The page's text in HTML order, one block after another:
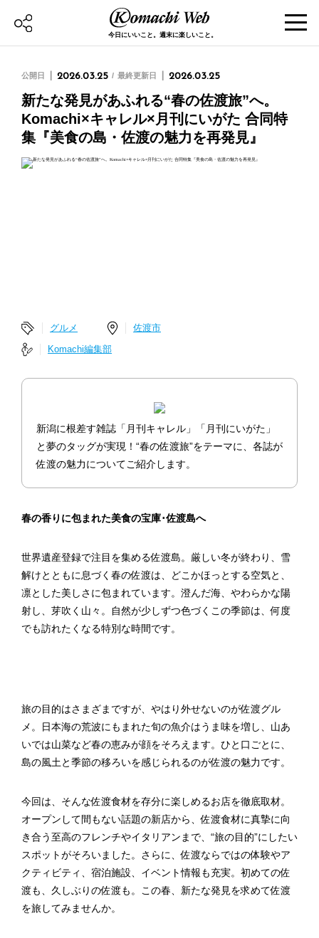
今日にいいこと。週末に楽しいこと。
公開日 2026.03.25 最終更新日 2026.03.25
新たな発見があふれる“春の佐渡旅”へ。
Komachi×キャレル×月刊にいがた 合同特
集『美食の島・佐渡の魅力を再発見』
グルメ
佐渡市
Komachi編集部
新潟に根差す雑誌「月刊キャレル」「月刊にいがた」
と夢のタッグが実現！“春の佐渡旅”をテーマに、各誌が
佐渡の魅力についてご紹介します。
春の香りに包まれた美食の宝庫･佐渡島へ
世界遺産登録で注目を集める佐渡島。厳しい冬が終わり、雪
解けとともに息づく春の佐渡は、どこかほっとする空気と、
凛とした美しさに包まれています。澄んだ海、やわらかな陽
射し、芽吹く山々。自然が少しずつ色づくこの季節は、何度
でも訪れたくなる特別な時間です。
旅の目的はさまざまですが、やはり外せないのが佐渡グル
メ。日本海の荒波にもまれた旬の魚介はうま味を増し、山あ
いでは山菜など春の恵みが顔をそろえます。ひと口ごとに、
島の風土と季節の移ろいを感じられるのが佐渡の魅力です。
今回は、そんな佐渡食材を存分に楽しめるお店を徹底取材。
オープンして間もない話題の新店から、佐渡食材に真摯に向
き合う至高のフレンチやイタリアンまで、“旅の目的”にしたい
スポットがそろいました。さらに、佐渡ならではの体験やア
クティビティ、宿泊施設、イベント情報も充実。初めての佐
渡も、久しぶりの佐渡も。この春、新たな発見を求めて佐渡
を旅してみませんか。